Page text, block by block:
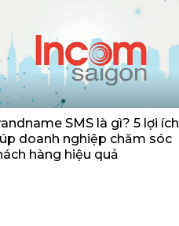
SMS là gì? 5 lợi ích
doanh nghiệp chăm sóc
hàng hiệu quả